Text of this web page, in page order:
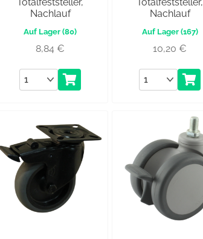
Totalfeststeller,
Nachlauf
(80)
8,84€
Anzahl
Totalfeststeller,
Nachlauf
(167)
10,20€
Anzahl